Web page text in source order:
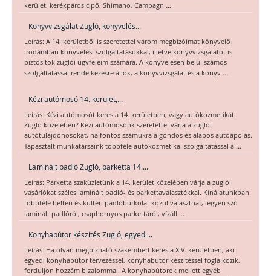
kerület, kerékpáros cipő, Shimano, Campagn ...
Könyvvizsgálat Zugló, könyvelés...
Leírás: A 14. kerületből is szeretettel várom megbízóimat könyvelő
irodámban könyvelési szolgáltatásokkal, illetve könyvvizsgálatot is
biztosítok zuglói ügyfeleim számára. A könyvelésen belül számos
szolgáltatással rendelkezésre állok, a könyvvizsgálat és a könyv ...
Kézi autómosó 14. kerület,...
Leírás: Kézi autómosót keres a 14. kerületben, vagy autókozmetikát
Zugló közelében? Kézi autómosónk szeretettel várja a zuglói
autótulajdonosokat, ha fontos számukra a gondos és alapos autóápolás.
Tapasztalt munkatársaink többféle autókozmetikai szolgáltatással á ...
Laminált padló Zugló, parketta 14....
Leírás: Parketta szaküzletünk a 14. kerület közelében várja a zuglói
vásárlókat széles laminált padló- és parkettaválasztékkal. Kínálatunkban
többféle beltéri és kültéri padlóburkolat közül választhat, legyen szó
laminált padlóról, csaphornyos parkettáról, vízáll ...
Konyhabútor készítés Zugló, egyedi...
Leírás: Ha olyan megbízható szakembert keres a XIV. kerületben, aki
egyedi konyhabútor tervezéssel, konyhabútor készítéssel foglalkozik,
forduljon hozzám bizalommal! A konyhabútorok mellett egyéb